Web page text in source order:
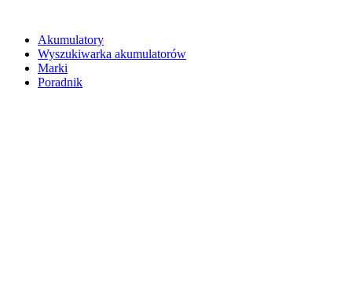
Akumulatory
Wyszukiwarka akumulatorów
Marki
Poradnik